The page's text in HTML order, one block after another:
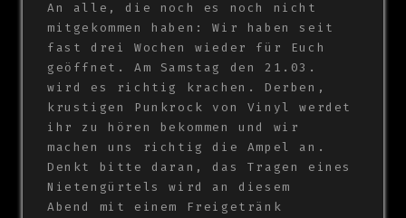
An alle, die noch es noch nicht
mitgekommen haben: Wir haben seit
fast drei Wochen wieder für Euch
geöffnet. Am Samstag den 21.03.
wird es richtig krachen. Derben,
krustigen Punkrock von Vinyl werdet
ihr zu hören bekommen und wir
machen uns richtig die Ampel an.
Denkt bitte daran, das Tragen eines
Nietengürtels wird an diesem
Abend mit einem Freigetränk